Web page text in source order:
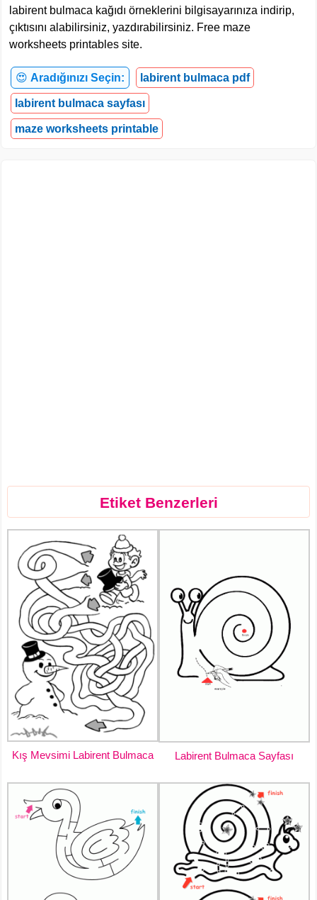
labirent bulmaca kağıdı örneklerini bilgisayarınıza indirip,
çıktısını alabilirsiniz, yazdırabilirsiniz. Free maze
worksheets printables site.
😍 Aradığınızı Seçin: labirent bulmaca pdf
labirent bulmaca sayfası
maze worksheets printable
Etiket Benzerleri
Kış Mevsimi Labirent Bulmaca Labirent Bulmaca Sayfası